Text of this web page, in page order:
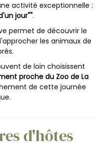
activité exceptionnelle :
jour"".
permet de découvrir le
les animaux de
de loin choisissent
proche du Zoo de La
de cette journée
d'hôtes